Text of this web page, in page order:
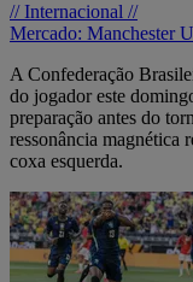
// Internacional //
Mercado: Manchester
A Confederação
do jogador este
preparação antes do
ressonância magnética
coxa esquerda.